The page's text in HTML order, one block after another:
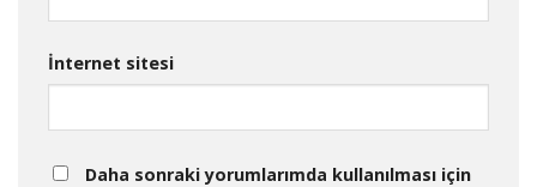
İnternet sitesi
Daha sonraki yorumlarımda kullanılması için